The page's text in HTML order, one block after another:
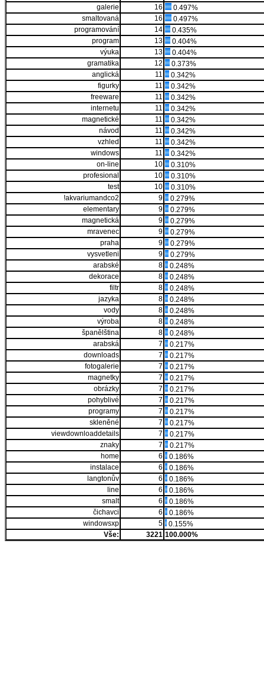
galerie
16
0.497%
smaltovaná
16
0.497%
programování
14
0.435%
program
13
0.404%
výuka
13
0.404%
gramatika
12
0.373%
anglická
11
0.342%
figurky
11
0.342%
freeware
11
0.342%
internetu
11
0.342%
magnetické
11
0.342%
návod
11
0.342%
vzhled
11
0.342%
windows
11
0.342%
on-line
10
0.310%
profesional
10
0.310%
test
10
0.310%
!akvariumandco2
9
0.279%
elementary
9
0.279%
magnetická
9
0.279%
mravenec
9
0.279%
praha
9
0.279%
vysvetleni
9
0.279%
arabské
8
0.248%
dekorace
8
0.248%
filtr
8
0.248%
jazyka
8
0.248%
vody
8
0.248%
výroba
8
0.248%
španělština
8
0.248%
arabská
7
0.217%
downloads
7
0.217%
fotogalerie
7
0.217%
magnetky
7
0.217%
obrázky
7
0.217%
pohyblivé
7
0.217%
programy
7
0.217%
skleněné
7
0.217%
viewdownloaddetails
7
0.217%
znaky
7
0.217%
home
6
0.186%
instalace
6
0.186%
langtonův
6
0.186%
line
6
0.186%
smalt
6
0.186%
čichavci
6
0.186%
windowsxp
5
0.155%
Vše:
3221 100.000%